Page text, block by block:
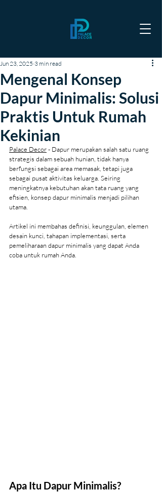
Mengenal Konsep
Dapur Minimalis: Solusi
Praktis Untuk Rumah
Kekinian
Jun 23, 2025 3 min read
Palace Decor - Dapur merupakan salah satu ruang
strategis dalam sebuah hunian, tidak hanya
berfungsi sebagai area memasak, tetapi juga
sebagai pusat aktivitas keluarga. Seiring
meningkatnya kebutuhan akan tata ruang yang
efisien, konsep dapur minimalis menjadi pilihan
utama.
Artikel ini membahas definisi, keunggulan, elemen
desain kunci, tahapan implementasi, serta
pemeliharaan dapur minimalis yang dapat Anda
coba untuk rumah Anda.
Apa Itu Dapur Minimalis?